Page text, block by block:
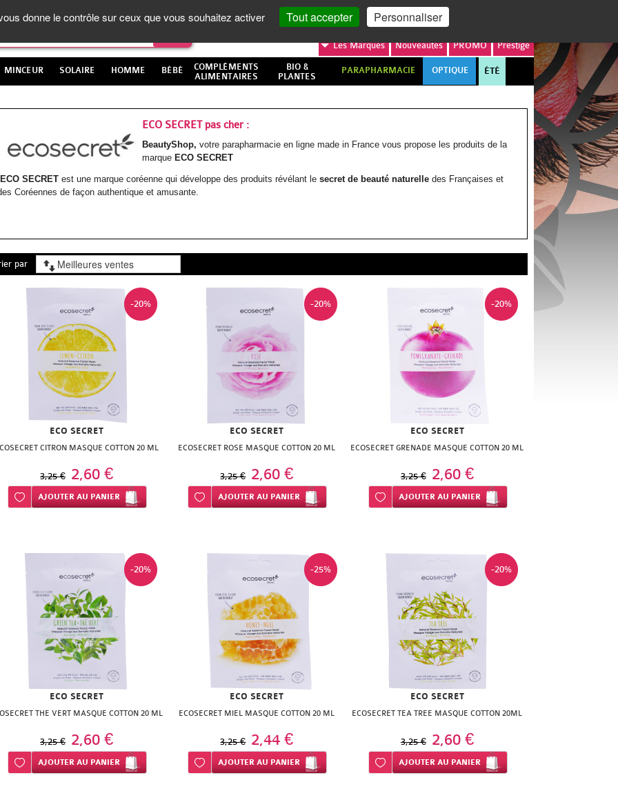
MON COMPTE
LesMarques Nouveautés PROMO Prestige
MINCEUR SOLAIRE HOMME BÉBÉ
COMPLÉMENTS
ALIMENTAIRES
BIO &
PLANTES
PARAPHARMACIE OPTIQUE ÉTÉ
ECO SECRET pas cher :
BeautyShop,votre parapharmacie en ligne made in France vous propose les produits de la
marque ECO SECRET
SECRET est une marque coréenne qui développe des produits révélant lesecret de beauté naturelle des Françaises et
Coréennes de façon authentique et amusante.
par
-20%
ECO SECRET
CITRON MASQUE COTTON 20 ML
3,25 € 2,60 €
Ajouter à ma liste d’envie
AJOUTER AU PANIER
-20%
ECO SECRET
ECOSECRET ROSE MASQUE COTTON 20 ML
3,25 € 2,60 €
Ajouter à ma liste d’envie
AJOUTERAU PANIER
-20%
ECO SECRET
ECOSECRET GRENADE MASQUE COTTON 20 ML
3,25 € 2,60 €
Ajouter à ma liste d’envie
AJOUTER AU PANIER
-20%
ECO SECRET
THE VERT MASQUE COTTON 20 ML
3,25 € 2,60 €
Ajouter à ma liste d’envie
AJOUTER AU PANIER
-25%
ECO SECRET
ECOSECRET MIEL MASQUE COTTON 20 ML
3,25 € 2,44 €
Ajouter à ma liste d’envie
AJOUTERAU PANIER
-20%
ECO SECRET
ECOSECRET TEA TREE MASQUE COTTON 20ML
3,25 € 2,60 €
Ajouter à ma liste d’envie
AJOUTER AU PANIER
donne le contrôle sur ceux que vous souhaitez activer Tout accepter Personnaliser